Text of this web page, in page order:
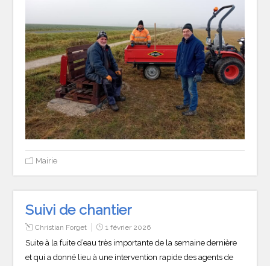
Mairie
Suivi de chantier
Christian Forget 1 février 2026
Suite à la fuite d’eau très importante de la semaine dernière
et qui a donné lieu à une intervention rapide des agents de